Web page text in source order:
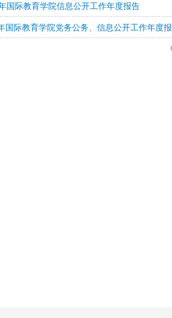
国际教育学院信息公开工作年度报告
国际教育学院党务公务、信息公开工作年度